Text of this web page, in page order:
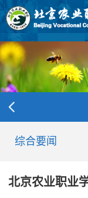
综合要闻
北京农业职业